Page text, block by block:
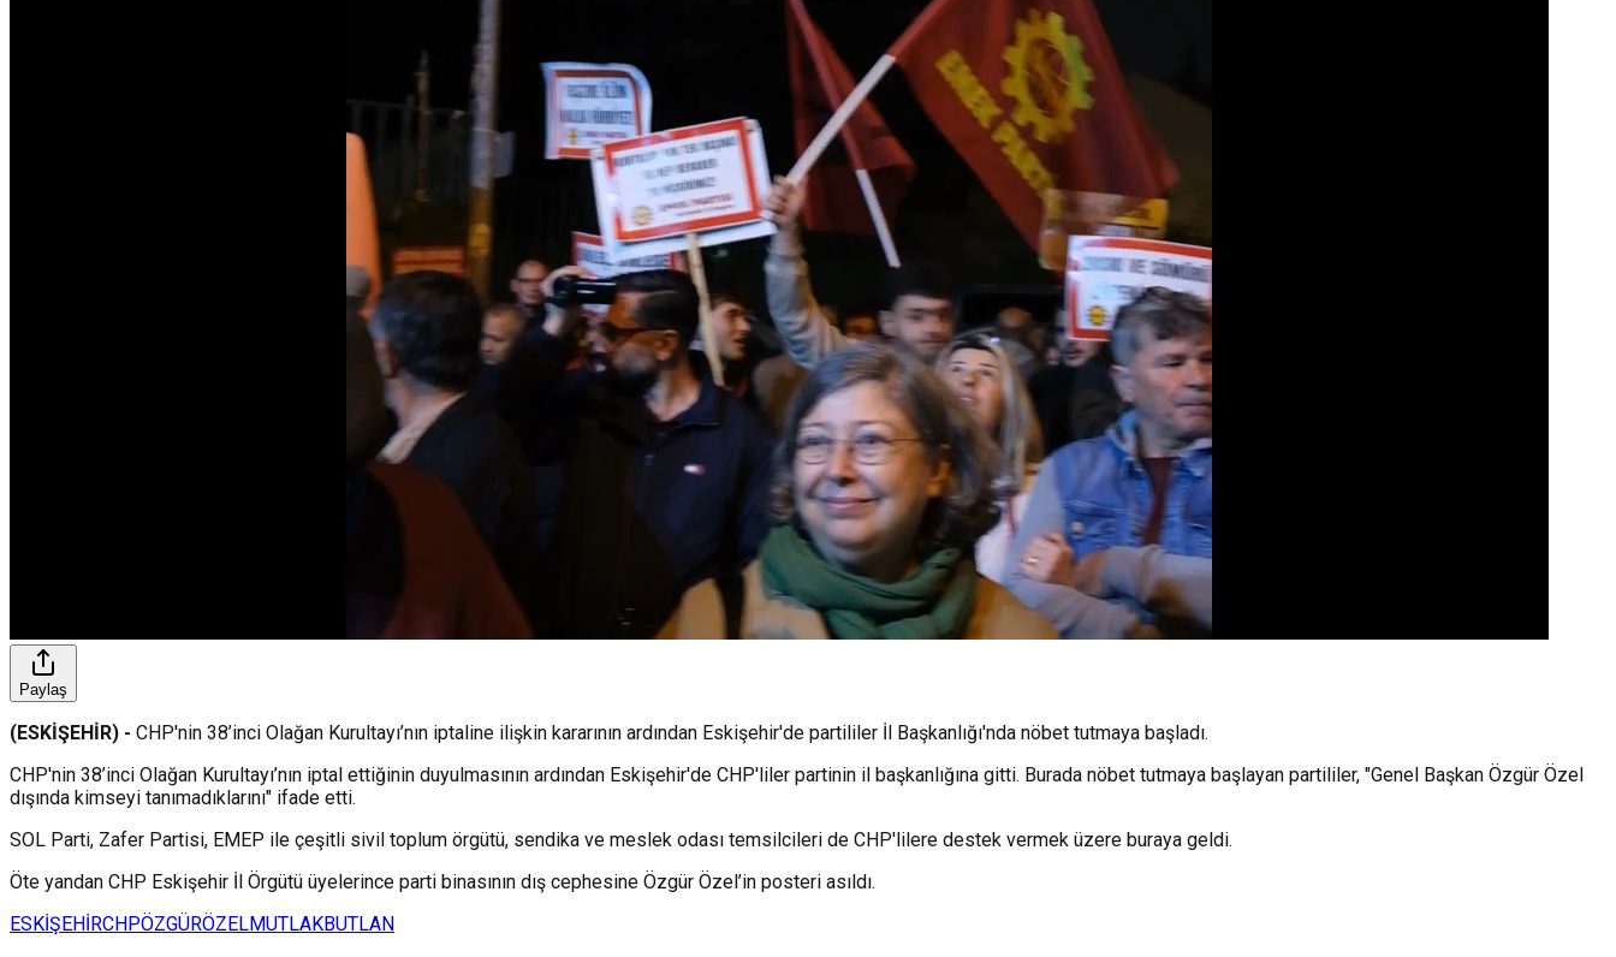
Paylaş
(ESKİŞEHİR) - CHP'nin 38’inci Olağan Kurultayı’nın iptaline ilişkin kararının ardından Eskişehir'de partililer İl Başkanlığı'nda nöbet tutmaya başladı.
CHP'nin 38’inci Olağan Kurultayı’nın iptal ettiğinin duyulmasının ardından Eskişehir'de CHP'liler partinin il başkanlığına gitti. Burada nöbet tutmaya başlayan partililer, "Genel Başkan Özgür Özel
dışında kimseyi tanımadıklarını" ifade etti.
SOL Parti, Zafer Partisi, EMEP ile çeşitli sivil toplum örgütü, sendika ve meslek odası temsilcileri de CHP'lilere destek vermek üzere buraya geldi.
Öte yandan CHP Eskişehir İl Örgütü üyelerince parti binasının dış cephesine Özgür Özel’in posteri asıldı.
ESKİŞEHİRCHPÖZGÜRÖZELMUTLAKBUTLAN